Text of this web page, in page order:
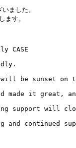
ました。
ます。
CASE
will be sunset
made it
support will